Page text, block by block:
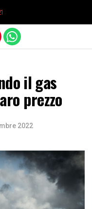
il gas
prezzo
2022